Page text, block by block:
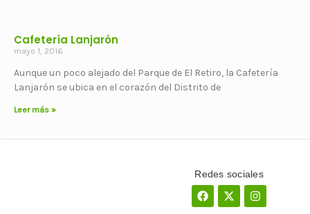
Cafetería Lanjarón
mayo 1, 2016
Aunque un poco alejado del Parque de El Retiro, la Cafetería
Lanjarón se ubica en el corazón del Distrito de
Leer más »
Redes sociales
Facebook
X-
twitter
Instagram